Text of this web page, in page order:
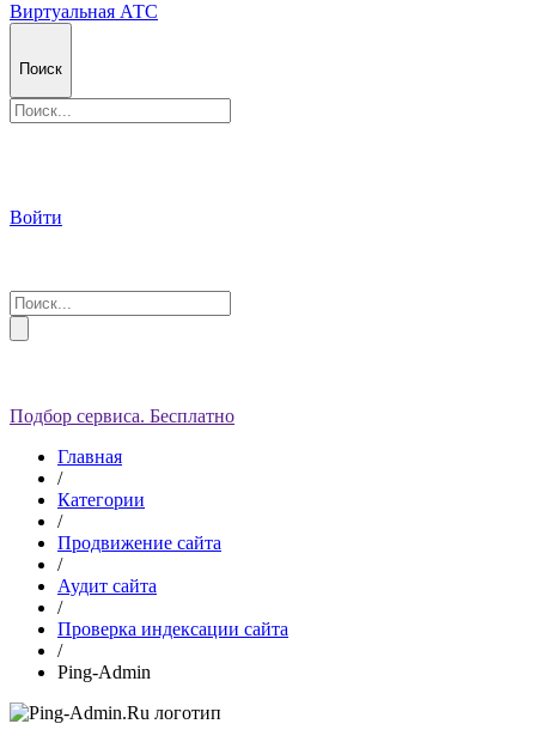
Виртуальная АТС
Поиск
Войти
Подбор сервиса. Бесплатно
Главная
/
Категории
/
Продвижение сайта
/
Аудит сайта
/
Проверка индексации сайта
/
Ping-Admin